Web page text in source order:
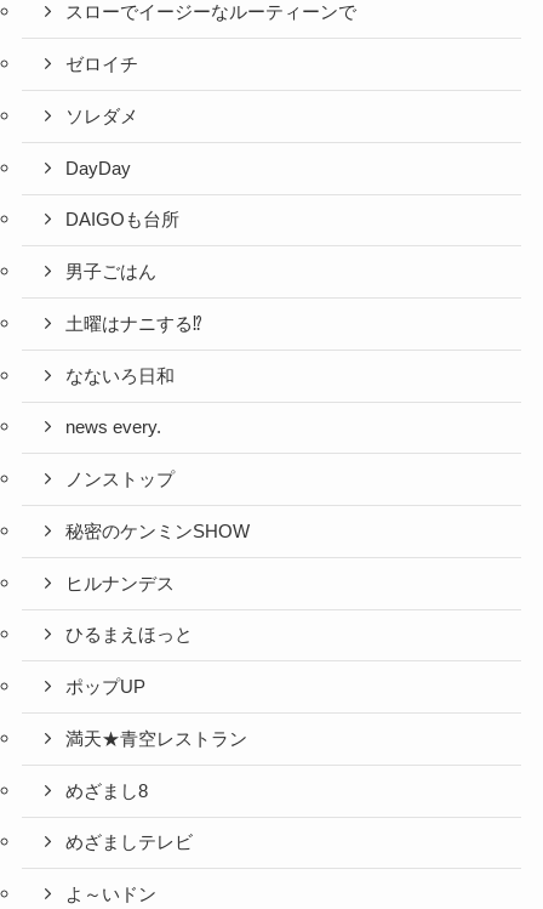
スローでイージーなルーティーンで
ゼロイチ
ソレダメ
DayDay
DAIGOも台所
男子ごはん
土曜はナニする⁉
なないろ日和
news every.
ノンストップ
秘密のケンミンSHOW
ヒルナンデス
ひるまえほっと
ポップUP
満天★青空レストラン
めざまし8
めざましテレビ
よ～いドン